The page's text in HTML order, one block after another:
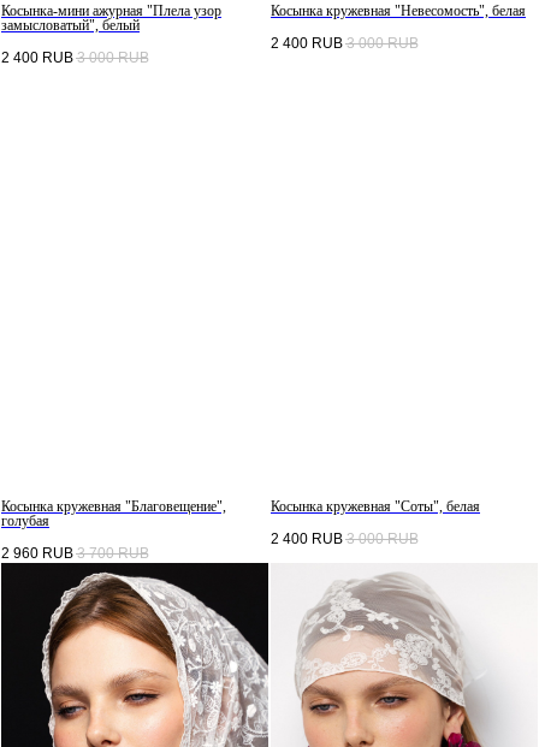
Косынка-мини ажурная "Плела узор
замысловатый", белый
2 400 RUB 3 000 RUB
Косынка кружевная "Невесомость", белая
2 400 RUB 3 000 RUB
Косынка кружевная "Благовещение",
голубая
2 960 RUB 3 700 RUB
Косынка кружевная "Соты", белая
2 400 RUB 3 000 RUB